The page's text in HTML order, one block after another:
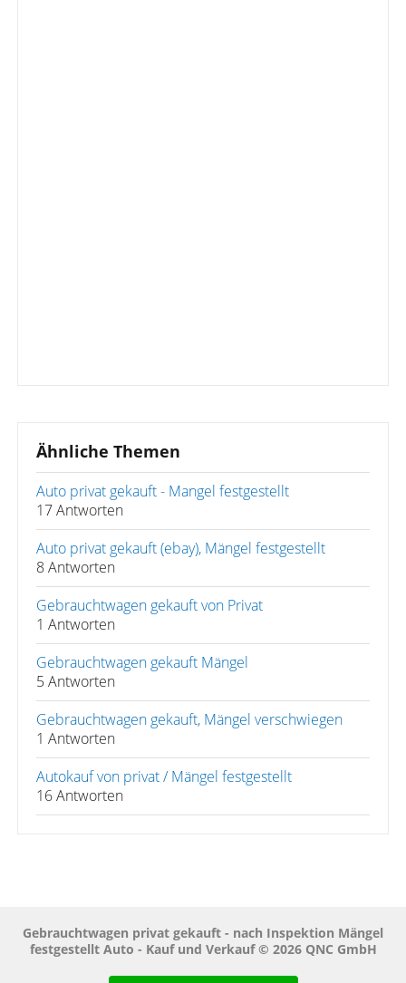
Ähnliche Themen
Auto privat gekauft - Mangel festgestellt
17 Antworten
Auto privat gekauft (ebay), Mängel festgestellt
8 Antworten
Gebrauchtwagen gekauft von Privat
1 Antworten
Gebrauchtwagen gekauft Mängel
5 Antworten
Gebrauchtwagen gekauft, Mängel verschwiegen
1 Antworten
Autokauf von privat / Mängel festgestellt
16 Antworten
Gebrauchtwagen privat gekauft - nach Inspektion Mängel
festgestellt Auto - Kauf und Verkauf © 2026 QNC GmbH